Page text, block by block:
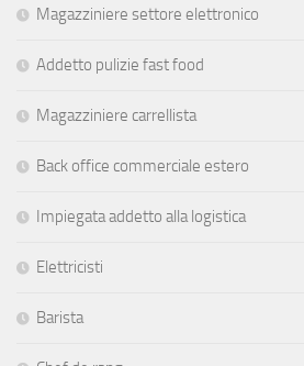
Magazziniere settore elettronico
Addetto pulizie fast food
Magazziniere carrellista
Back office commerciale estero
Impiegata addetto alla logistica
Elettricisti
Barista